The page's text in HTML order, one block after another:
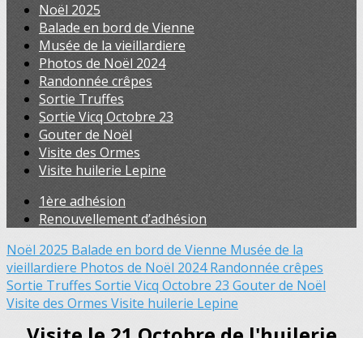
Noël 2025
Balade en bord de Vienne
Musée de la vieillardiere
Photos de Noël 2024
Randonnée crêpes
Sortie Truffes
Sortie Vicq Octobre 23
Gouter de Noël
Visite des Ormes
Visite huilerie Lepine
1ère adhésion
Renouvellement d’adhésion
Noël 2025 Balade en bord de Vienne Musée de la
vieillardiere Photos de Noël 2024Randonnée crêpes
Sortie Truffes Sortie Vicq Octobre 23 Gouter de Noël
Visite des Ormes Visite huilerie Lepine